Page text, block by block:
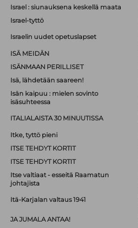
Israel : siunauksena keskellä maata
Israel-tyttö
Israelin uudet opetuslapset
ISÄ MEIDÄN
ISÄNMAAN PERILLISET
Isä, lähdetään saareen!
Isän kaipuu : mielen sovinto
isäsuhteessa
ITALIALAISTA 30 MINUUTISSA
Itke, tyttö pieni
ITSE TEHDYT KORTIT
ITSE TEHDYT KORTIT
Itse valtiaat - esseitä Raamatun
johtajista
Itä-Karjalan valtaus 1941
JA JUMALA ANTAA!